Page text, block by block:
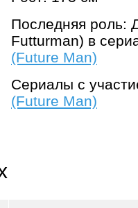
Последняя роль:
Futturman) в
(Future Man)
Сериалы с
(Future Man)